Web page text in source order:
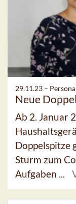
29.11.23 –
Neue
Ab 2. Januar
Doppelspitze
Sturm zum
Aufgaben ...